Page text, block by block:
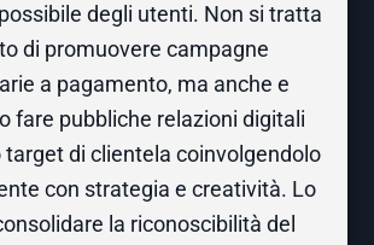
degli utenti. Non si tratta
di promuovere campagne
a pagamento, ma anche e
fare pubbliche relazioni digitali
target di clientela coinvolgendolo
con strategia e creatività. Lo
la riconoscibilità del